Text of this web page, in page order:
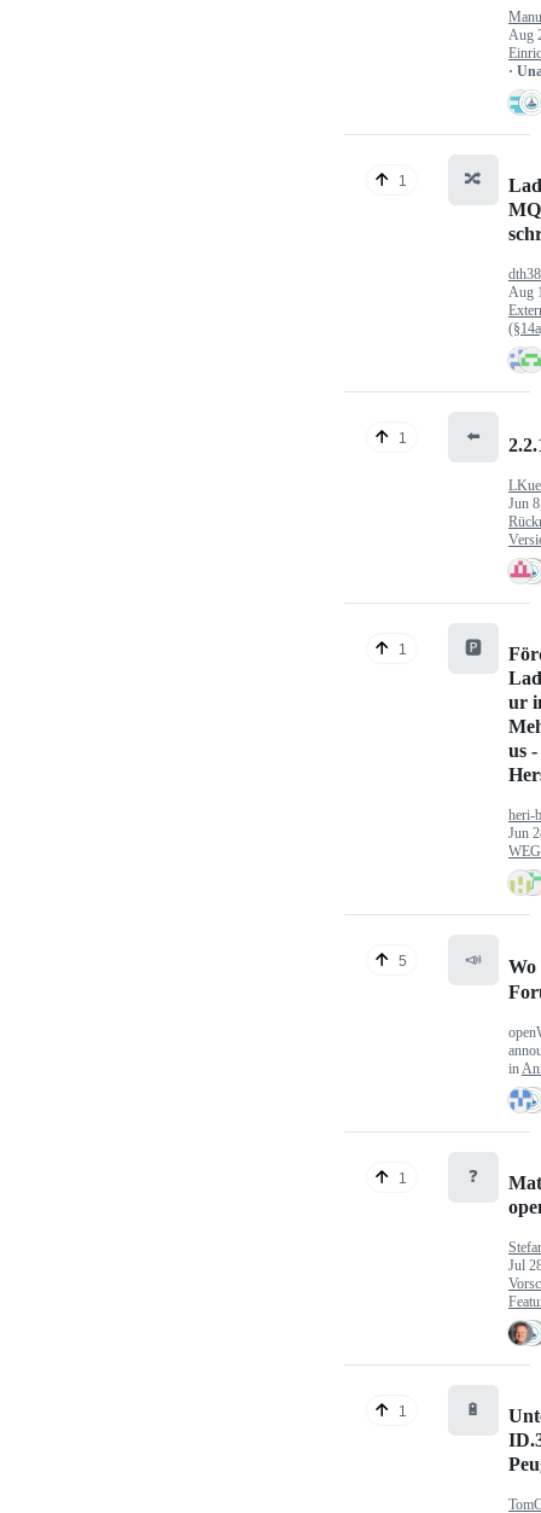
Aug
·
1 🔀
Aug
1 ⬅️
Jun
1 🅿️
ur
us -
heri-
Jun
5 📣
Wo
in
1 ❓
Jul
1 🔋